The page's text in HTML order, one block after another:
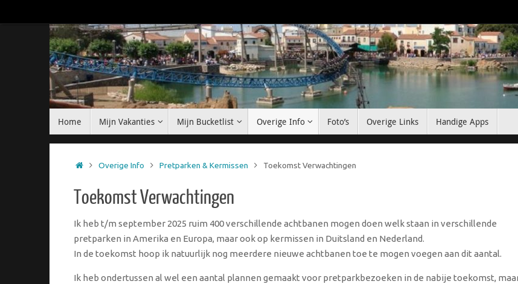
naar
naarHome Mijn Vakanties Mijn Bucketlist Overige Info Foto’s Overige Links Handige Apps
HomeOverige Info Pretparken & Kermissen Toekomst Verwachtingen
Toekomst Verwachtingen
Ik heb t/m september 2025 ruim 400 verschillende achtbanen mogen doen welk staan in verschillende
pretparken in Amerika en Europa, maar ook op kermissen in Duitsland en Nederland.
In de toekomst hoop ik natuurlijk nog meerdere nieuwe achtbanen toe te mogen voegen aan dit aantal.
Ik heb ondertussen al wel een aantal plannen gemaakt voor pretparkbezoeken in de nabije toekomst,